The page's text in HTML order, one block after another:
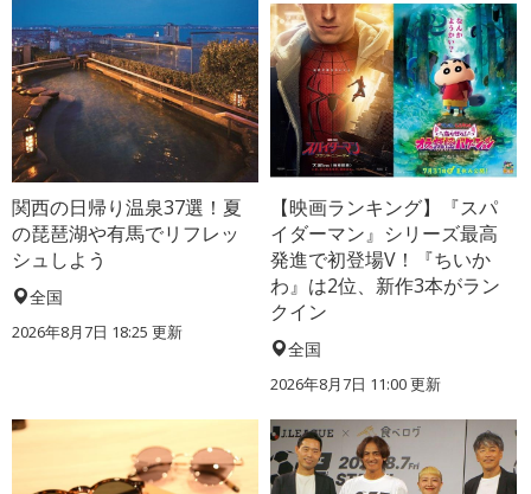
関西の日帰り温泉37選！夏
の琵琶湖や有馬でリフレッ
シュしよう
全国
2026年8月7日 18:25 更新
【映画ランキング】『スパ
イダーマン』シリーズ最高
発進で初登場V！『ちいか
わ』は2位、新作3本がラン
クイン
全国
2026年8月7日 11:00更新